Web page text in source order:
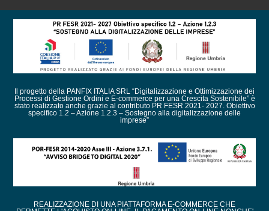
Il progetto della PANFIX ITALIA SRL “Digitalizzazione e Ottimizzazione dei
Processi di Gestione Ordini e E-commerce per una Crescita Sostenibile” è
stato realizzato anche grazie al contributo PR FESR 2021- 2027. Obiettivo
specifico 1.2 – Azione 1.2.3 – Sostegno alla digitalizzazione delle
imprese”
REALIZZAZIONE DI UNA PIATTAFORMA E-COMMERCE CHE